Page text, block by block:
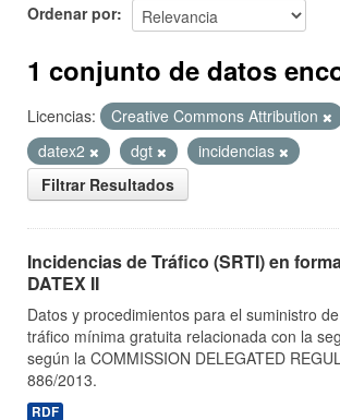
Ordenar por
1 conjunto de datos
Licencias: Creative Commons Attribution
datex2
dgt
incidencias
Filtrar Resultados
Incidencias de Tráfico (SRTI) en
DATEX II
Datos y procedimientos para el suministro
tráfico mínima gratuita relacionada con la
según la COMMISSION DELEGATED
886/2013.
RDF